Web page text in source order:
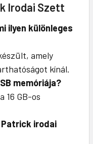
Irodai Szett
ilyen különleges
amely
kínál.
memóriája?
16 GB-os
Patrick irodai